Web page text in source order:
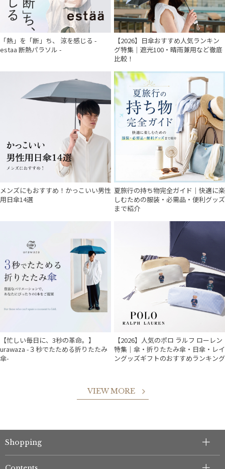
件
「熱」を「断」ち、 涼を感じる -
estaa 断熱パラソル -
【2026】日傘おすすめ人気ランキン
グ特集｜遮光100・晴雨兼用など徹底
比較！
メンズにもおすすめ！かっこいい男性
用日傘14選
夏旅行の持ち物完全ガイド｜快適に楽
しむための服装・必需品・便利グッズ
まで紹介
【忙しい毎日に、3秒の革命。】
urawaza -３秒でたためる折りたたみ
傘-
【2026】人気のポロ ラルフ ローレン
特集｜傘・折りたたみ傘・日傘・レイ
ングッズギフトのおすすめランキング
VIEW MORE
Shopping